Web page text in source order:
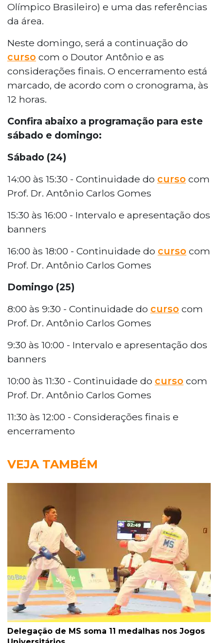
Olímpico Brasileiro) e uma das referências
da área.
Neste domingo, será a continuação do
curso com o Doutor Antônio e as
considerações finais. O encerramento está
marcado, de acordo com o cronograma, às
12 horas.
Confira abaixo a programação para este
sábado e domingo:
Sábado (24)
14:00 às 15:30 - Continuidade do curso com
Prof. Dr. Antônio Carlos Gomes
15:30 às 16:00 - Intervalo e apresentação dos
banners
16:00 às 18:00 - Continuidade do curso com
Prof. Dr. Antônio Carlos Gomes
Domingo (25)
8:00 às 9:30 - Continuidade do curso com
Prof. Dr. Antônio Carlos Gomes
9:30 às 10:00 - Intervalo e apresentação dos
banners
10:00 às 11:30 - Continuidade do curso com
Prof. Dr. Antônio Carlos Gomes
11:30 às 12:00 - Considerações finais e
encerramento
VEJA TAMBÉM
Delegação de MS soma 11 medalhas nos Jogos